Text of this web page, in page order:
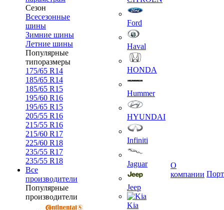
Сезон
Всесезонные
шины
Зимние шины
Летние шины
Популярные
типоразмеры
175/65 R14
185/65 R14
185/65 R15
195/60 R16
195/65 R15
205/55 R16
215/55 R16
215/60 R17
225/60 R18
235/55 R17
235/55 R18
Все
производители
Популярные
производители
Ford
Haval
HONDA
Hummer
HYUNDAI
Infiniti
Jaguar
Jeep
Kia
О
компании